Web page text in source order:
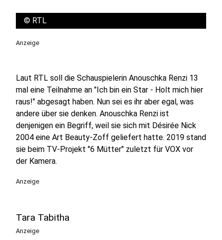
© RTL
Anzeige
Laut RTL soll die Schauspielerin Anouschka Renzi 13
mal eine Teilnahme an "Ich bin ein Star - Holt mich hier
raus!" abgesagt haben. Nun sei es ihr aber egal, was
andere über sie denken. Anouschka Renzi ist
denjenigen ein Begriff, weil sie sich mit Désirée Nick
2004 eine Art Beauty-Zoff geliefert hatte. 2019 stand
sie beim TV-Projekt "6 Mütter" zuletzt für VOX vor
der Kamera.
Anzeige
Tara Tabitha
Anzeige